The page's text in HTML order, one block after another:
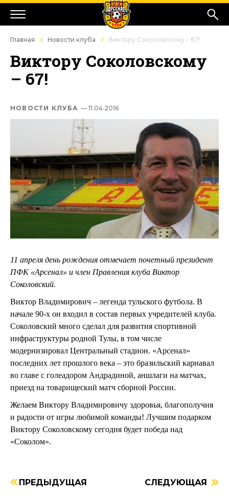
Главная Новости клуба Виктору Соколовскому – 67!
Виктору Соколовскому
– 67!
НОВОСТИ КЛУБА — 11.04.2016
11 апреля день рождения отмечает почетный президент
ПФК «Арсенал» и член Правления клуба Виктор
Соколовский.
Виктор Владимирович – легенда тульского футбола. В
начале 90-х он входил в состав первых учредителей клуба.
Соколовский много сделал для развития спортивной
инфраструктуры родной Тулы, в том числе
модернизировал Центральный стадион. «Арсенал»
последних лет прошлого века – это бразильский карнавал
во главе с голеадором Андрадиной, аншлаги на матчах,
приезд на товарищеский матч сборной России.
Желаем Виктору Владимировичу здоровья, благополучия
и радости от игры любимой команды! Лучшим подарком
Виктору Соколовскому сегодня будет победа над
«Соколом».
ПРЕДЫДУЩАЯ СЛЕДУЮЩАЯ